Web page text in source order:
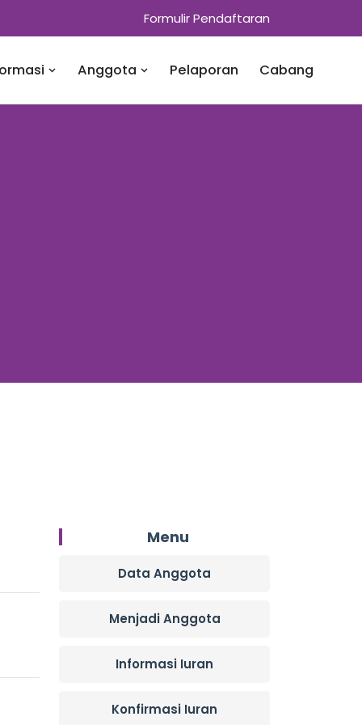
Formulir Pendaftaran
Anggota Pelaporan Cabang
Menu
Data Anggota
Menjadi Anggota
Informasi Iuran
Konfirmasi Iuran